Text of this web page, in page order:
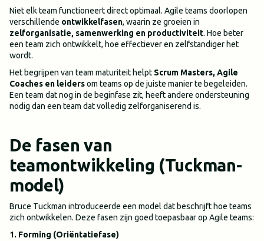
Niet elk team functioneert direct optimaal. Agile teams doorlopen
verschillende ontwikkelfasen, waarin ze groeien in
zelforganisatie, samenwerking en productiviteit. Hoe beter
een team zich ontwikkelt, hoe effectiever en zelfstandiger het
wordt.
Het begrijpen van team maturiteit helpt Scrum Masters, Agile
Coaches en leidersom teams op de juiste manier te begeleiden.
Een team dat nog in de beginfase zit, heeft andere ondersteuning
nodig dan een team dat volledig zelforganiserend is.
De fasen van
teamontwikkeling (Tuckman-
model)
Bruce Tuckman introduceerde een model dat beschrijft hoe teams
zich ontwikkelen. Deze fasen zijn goed toepasbaar op Agile teams:
1. Forming (Oriëntatiefase)